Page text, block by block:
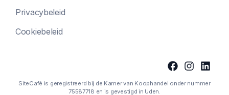
Privacybeleid
Cookiebeleid
SiteCafé is geregistreerd bij de Kamer van Koophandel onder nummer
75587718 en is gevestigd in Uden.